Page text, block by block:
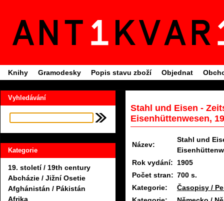
Knihy Gramodesky Popis stavu zboží Objednat
Vyhledávání
Kategorie
19. století / 19th century
Abcházie / Jižní Osetie
Afghánistán / Pákistán
Afrika
Stahl und Eisen -
Eisenhüttenwesen,
Název:
Stahl und
Rok vydání:
1905
Počet stran: 700 s.
Kategorie:
Časopisy /